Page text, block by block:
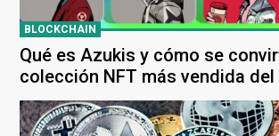
BLOCKCHAIN
Qué es Azukis y cómo se
colección NFT más vendida del